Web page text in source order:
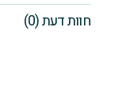
חוות דעת (0)